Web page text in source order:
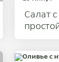
Салат